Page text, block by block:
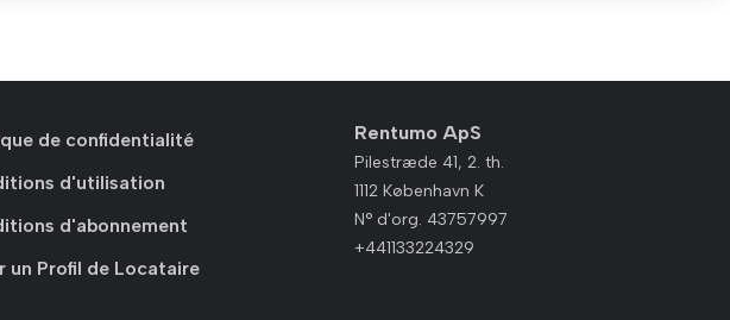
de confidentialité
d'utilisation
d'abonnement
un Profil de Locataire
Rentumo ApS
Pilestræde 41, 2. th.
1112 København K
N° d'org. 43757997
+441133224329